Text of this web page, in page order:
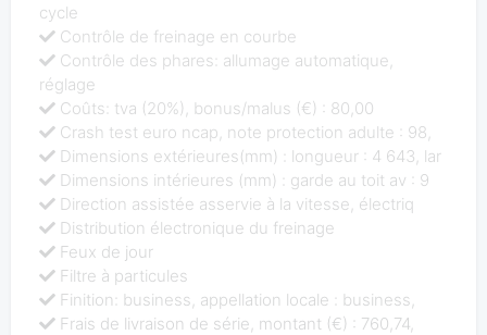
cycle
Contrôle de freinage en courbe
Contrôle des phares: allumage automatique,
réglage
Coûts: tva (20%), bonus/malus (€) : 80,00
Crash test euro ncap, note protection adulte : 98,
Dimensions extérieures(mm) : longueur : 4 643, lar
Dimensions intérieures (mm) : garde au toit av : 9
Direction assistée asservie à la vitesse, électriq
Distribution électronique du freinage
Feux de jour
Filtre à particules
Finition: business, appellation locale : business,
Frais de livraison de série, montant (€) : 760,74,